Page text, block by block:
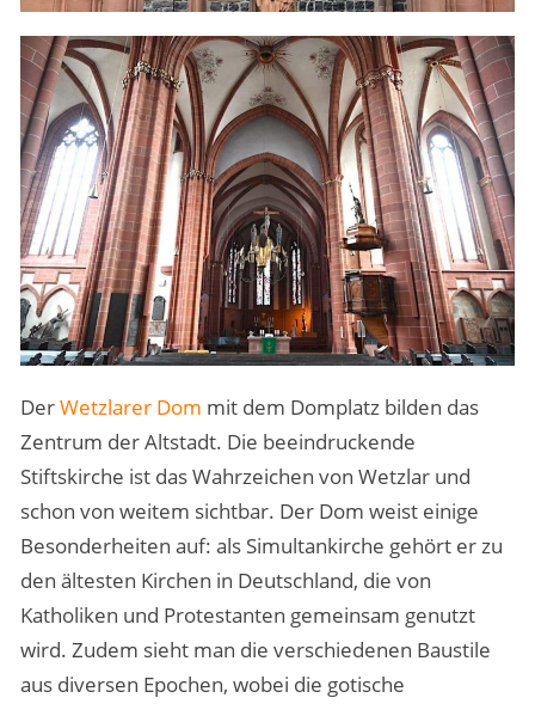
DerWetzlarer Dom mit dem Domplatz bilden das
Zentrum der Altstadt. Die beeindruckende
Stiftskirche ist das Wahrzeichen von Wetzlar und
schon von weitem sichtbar. Der Dom weist einige
Besonderheiten auf: als Simultankirche gehört er zu
den ältesten Kirchen in Deutschland, die von
Katholiken und Protestanten gemeinsam genutzt
wird. Zudem sieht man die verschiedenen Baustile
aus diversen Epochen, wobei die gotische